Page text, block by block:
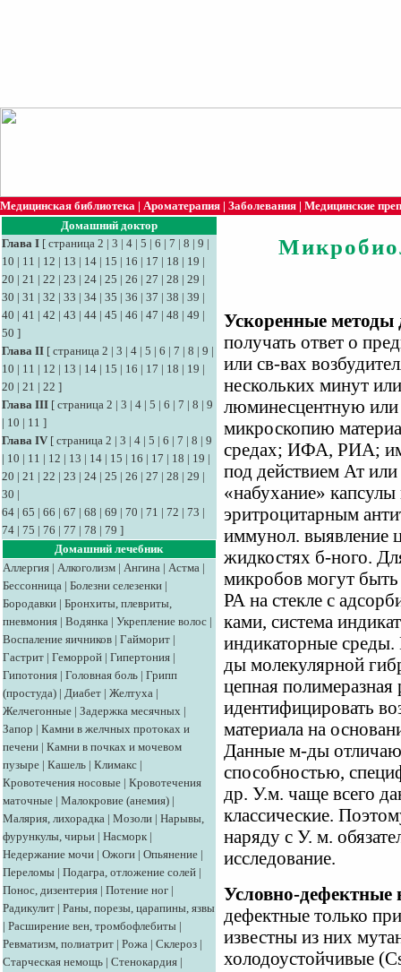
Медицинская библиотека | Ароматерапия | Заболевания | Медицинские
Домашний доктор
Глава I [ страница 2 | 3 | 4 | 5 | 6 | 7 | 8 | 9 |
10 | 11 | 12 | 13 | 14 | 15 | 16 | 17 | 18 | 19 |
20 | 21 | 22 | 23 | 24 | 25 | 26 | 27 | 28 | 29 |
30 | 31 | 32 | 33 | 34 | 35 | 36 | 37 | 38 | 39 |
40 | 41 | 42 | 43 | 44 | 45 | 46 | 47 | 48 | 49 |
50 ]
Глава II [ страница 2 | 3 | 4 | 5 | 6 | 7 | 8 | 9 |
10 | 11 | 12 | 13 | 14 | 15 | 16 | 17 | 18 | 19 |
20 | 21 | 22 ]
Глава III [ страница 2 | 3 | 4 | 5 | 6 | 7 | 8 | 9
| 10 | 11 ]
Глава IV [ страница 2 | 3 | 4 | 5 | 6 | 7 | 8 | 9
| 10 | 11 | 12 | 13 | 14 | 15 | 16 | 17 | 18 | 19 |
20 | 21 | 22 | 23 | 24 | 25 | 26 | 27 | 28 | 29 |
30 |
64 | 65 | 66 | 67 | 68 | 69 | 70 | 71 | 72 | 73 |
74 | 75 | 76 | 77 | 78 | 79 ]
Домашний лечебник
Аллергия | Алкоголизм | Ангина | Астма |
Бессонница | Болезни селезенки |
Бородавки | Бронхиты, плевриты,
пневмония | Водянка | Укрепление волос |
Воспаление яичников | Гайморит |
Гастрит | Геморрой | Гипертония |
Гипотония | Головная боль | Грипп
(простуда) | Диабет | Желтуха |
Желчегонные | Задержка месячных |
Запор | Камни в желчных протоках и
печени | Камни в почках и мочевом
пузыре | Кашель | Климакс |
Кровотечения носовые | Кровотечения
маточные | Малокровие (анемия) |
Малярия, лихорадка | Мозоли | Нарывы,
фурункулы, чирьи | Насморк |
Недержание мочи | Ожоги | Опьянение |
Переломы | Подагра, отложение солей |
Понос, дизентерия | Потение ног |
Радикулит | Раны, порезы, царапины, язвы
| Расширение вен, тромбофлебиты |
Ревматизм, полиатрит | Рожа | Склероз |
Старческая немощь | Стенокардия |
Ускоренные методы
получать ответ о
или св-вах
нескольких минут
люминесцентную
микроскопию
средах; ИФА, РИА;
под действием Ат
«набухание»
эритроцитарным
иммунол. выявление
жидкостях б-ного.
микробов могут
РА на стекле с
ками, система
индикаторные
ды молекулярной
цепная
идентифицировать
материала на
Данные м-ды
способностью,
др. У.м. чаще всего
классические.
наряду с У. м.
исследование.
Условно-дефектные
дефектные только
известны из них
холодоустойчивые